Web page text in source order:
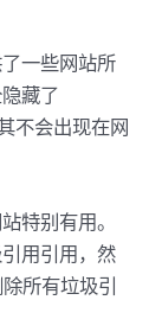
一些网站所
藏了
不会出现在网
特别有用。
用引用，然
所有垃圾引